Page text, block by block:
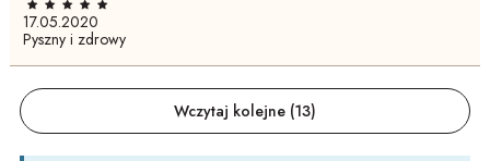
17.05.2020
Pyszny i zdrowy
Wczytaj kolejne (13)